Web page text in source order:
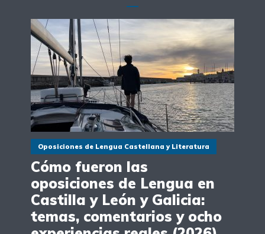
Oposiciones de Lengua Castellana y Literatura
Cómo fueron las
oposiciones de Lengua en
Castilla y León y Galicia:
temas, comentarios y ocho